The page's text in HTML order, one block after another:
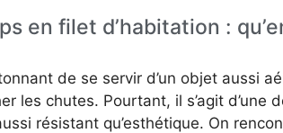
en filet d’habitation :
de se servir d’un objet aussi
les chutes. Pourtant, il s’agit d’une
résistant qu’esthétique. On